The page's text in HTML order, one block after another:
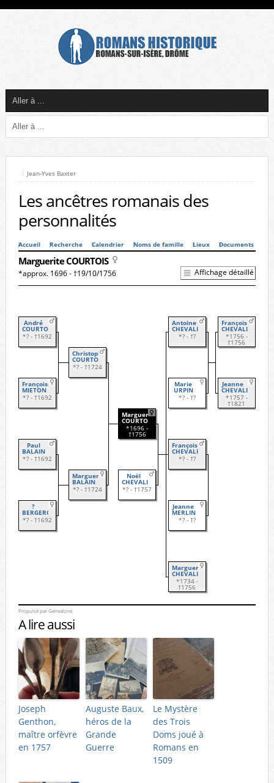
Jean-Yves Baxter
Les ancêtres romanais des
personnalités
Accueil Recherche Calendrier Noms de famille Lieux Documents
Marguerite COURTOIS
*approx. 1696 - †19/10/1756 Affichage détaillé
André
COURTOIS
*? - †1692
Françoise
MIETON
*? - †1692
Paul
BALAIN
*? - †1692
?
BERGERON
*? - †1692
Christophe
COURTOIS
*? - †1724
Marguerite
BALAIN
*? - †1724
Marguerite
COURTOIS
*1696 -
†1756
Noël
CHEVALIER
*? - †1757
Antoine
CHEVALIER
*? - †?
Marie
URPIN
*? - †?
François
CHEVALIER
*? - †?
Jeanne
MERLIN
*? - †?
Marguerite
CHEVALIER
*1734 -
†1756
François
CHEVALIER
*1756 -
†1756
Jeanne
CHEVALIER
*1757 -
†1821
Propulsé par Genealone
A lire aussi
Joseph
Genthon,
maître orfèvre
en 1757
Auguste Baux,
héros de la
Grande
Guerre
Le Mystère
des Trois
Doms joué à
Romans en
1509